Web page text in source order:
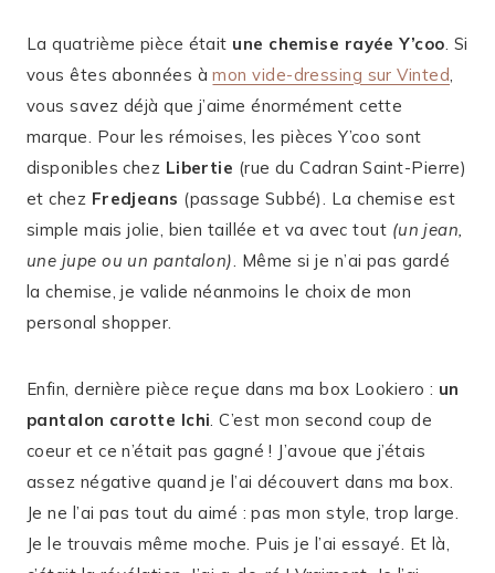
La quatrième pièce était une chemise rayée Y’coo. Si
vous êtes abonnées àmon vide-dressing sur Vinted,
vous savez déjà que j’aime énormément cette
marque. Pour les rémoises, les pièces Y’coo sont
disponibles chez Libertie (rue du Cadran Saint-Pierre)
et chez Fredjeans (passage Subbé). La chemise est
simple mais jolie, bien taillée et va avec tout (un jean,
une jupe ou un pantalon). Même si je n’ai pas gardé
la chemise, je valide néanmoins le choix de mon
personal shopper.
Enfin, dernière pièce reçue dans ma box Lookiero : un
pantalon carotte Ichi. C’est mon second coup de
coeur et ce n’était pas gagné ! J’avoue que j’étais
assez négative quand je l’ai découvert dans ma box.
Je ne l’ai pas tout du aimé : pas mon style, trop large.
Je le trouvais même moche. Puis je l’ai essayé. Et là,